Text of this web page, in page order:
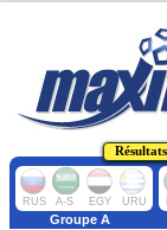
RUS A-S EGY URU
Groupe A